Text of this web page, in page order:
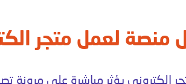
منصة لعمل متجر
الكتروني يؤثر مباشرة على مرونة